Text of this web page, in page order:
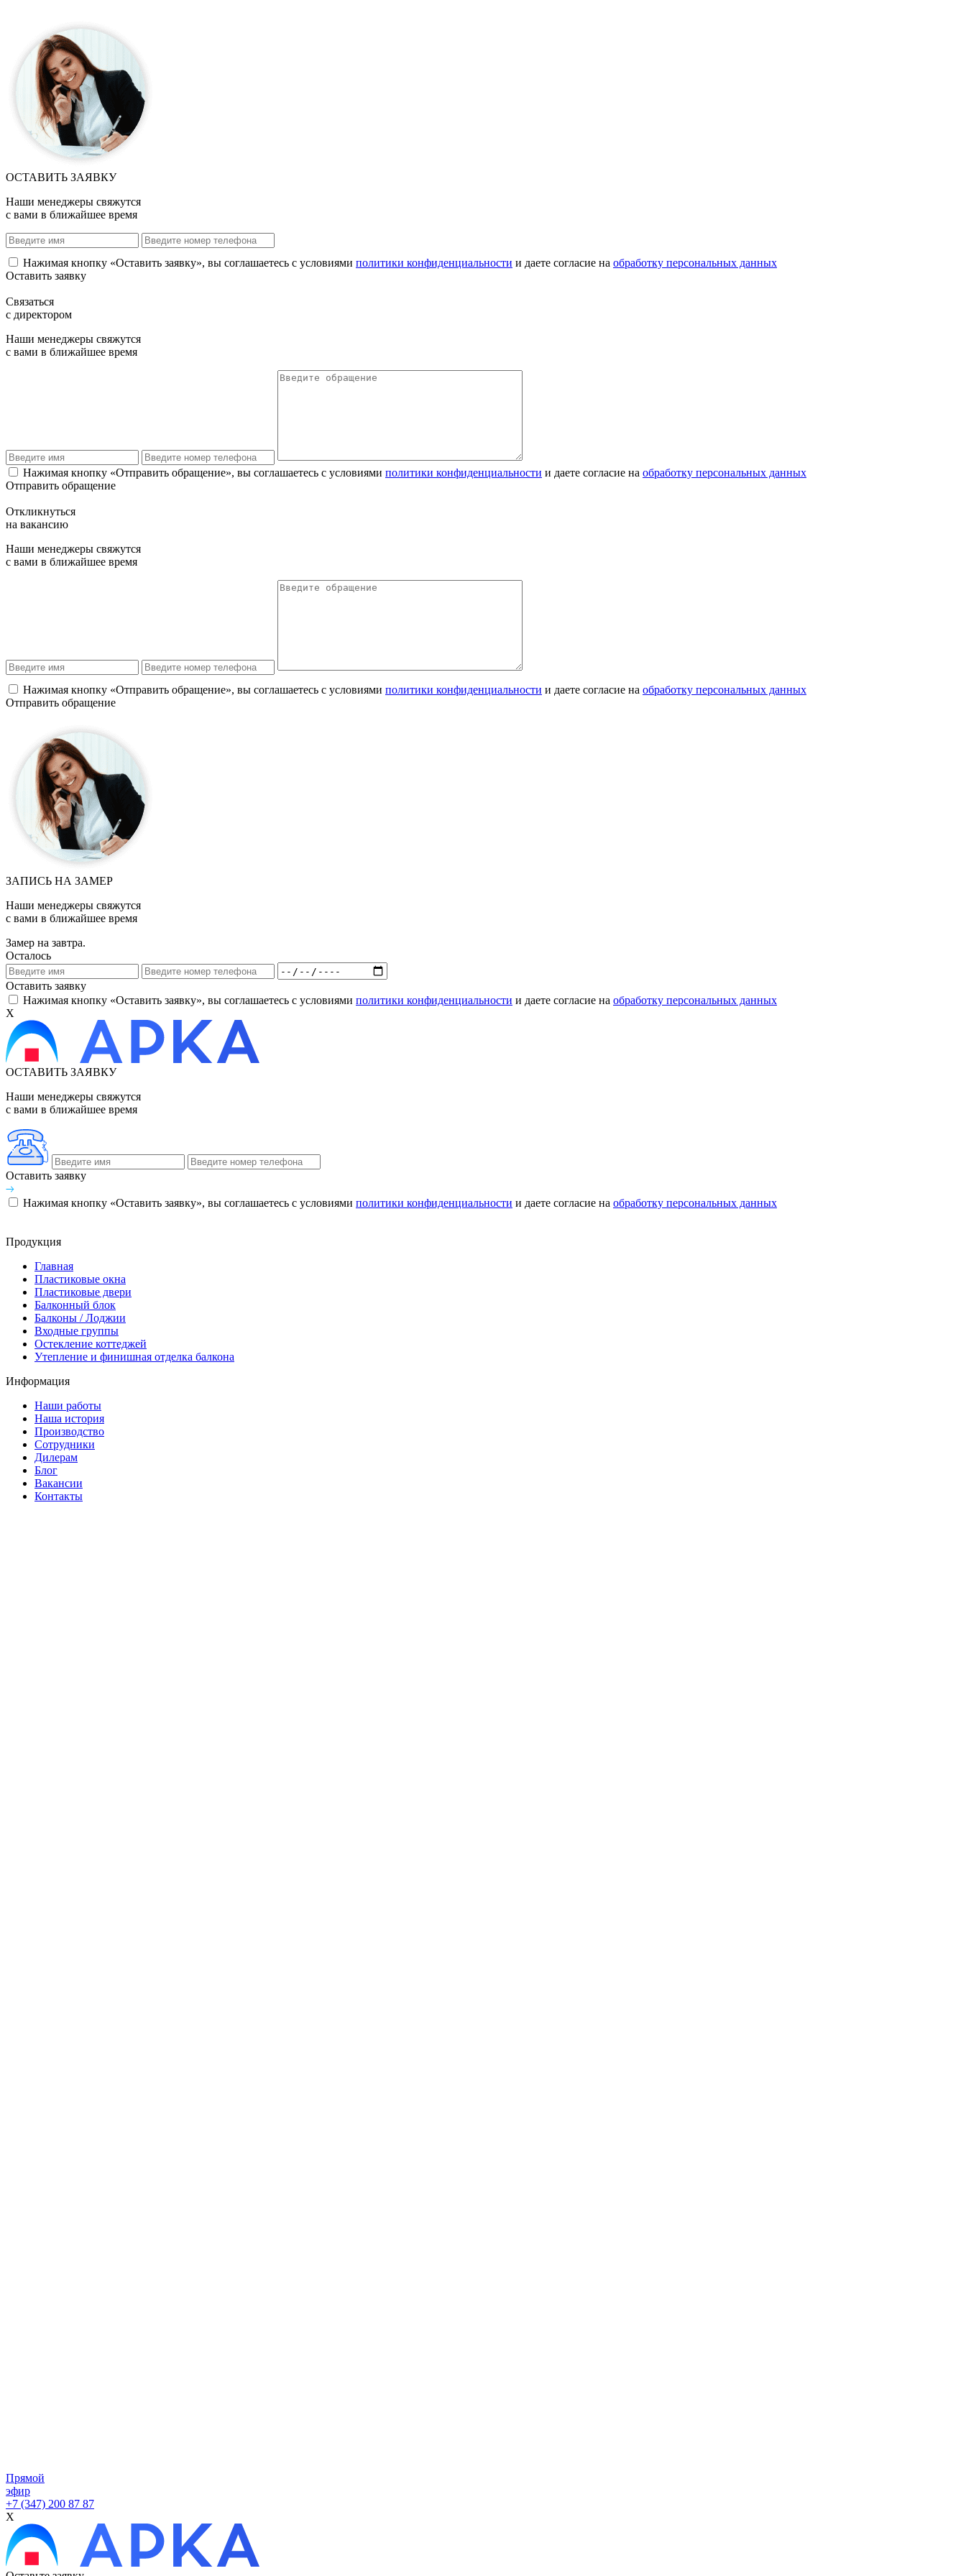
ОСТАВИТЬ ЗАЯВКУ
Наши менеджеры свяжутся
с вами в ближайшее время
Нажимая кнопку «Оставить заявку», вы соглашаетесь с условиями политики конфиденциальности и даете согласие на обработку персональных данных
Оставить заявку
Связаться
с директором
Наши менеджеры свяжутся
с вами в ближайшее время
Нажимая кнопку «Отправить обращение», вы соглашаетесь с условиями политики конфиденциальности и даете согласие на обработку персональных данных
Отправить обращение
Откликнуться
на вакансию
Наши менеджеры свяжутся
с вами в ближайшее время
Нажимая кнопку «Отправить обращение», вы соглашаетесь с условиями политики конфиденциальности и даете согласие на обработку персональных данных
Отправить обращение
ЗАПИСЬ НА ЗАМЕР
Наши менеджеры свяжутся
с вами в ближайшее время
Замер на завтра.
Осталось
Оставить заявку
Нажимая кнопку «Оставить заявку», вы соглашаетесь с условиями политики конфиденциальности и даете согласие на обработку персональных данных
X
ОСТАВИТЬ ЗАЯВКУ
Наши менеджеры свяжутся
с вами в ближайшее время
Оставить заявку
Нажимая кнопку «Оставить заявку», вы соглашаетесь с условиями политики конфиденциальности и даете согласие на обработку персональных данных
Продукция
Главная
Пластиковые окна
Пластиковые двери
Балконный блок
Балконы / Лоджии
Входные группы
Остекление коттеджей
Утепление и финишная отделка балкона
Информация
Наши работы
Наша история
Производство
Сотрудники
Дилерам
Блог
Вакансии
Контакты
Прямой
эфир
+7 (347) 200 87 87
X